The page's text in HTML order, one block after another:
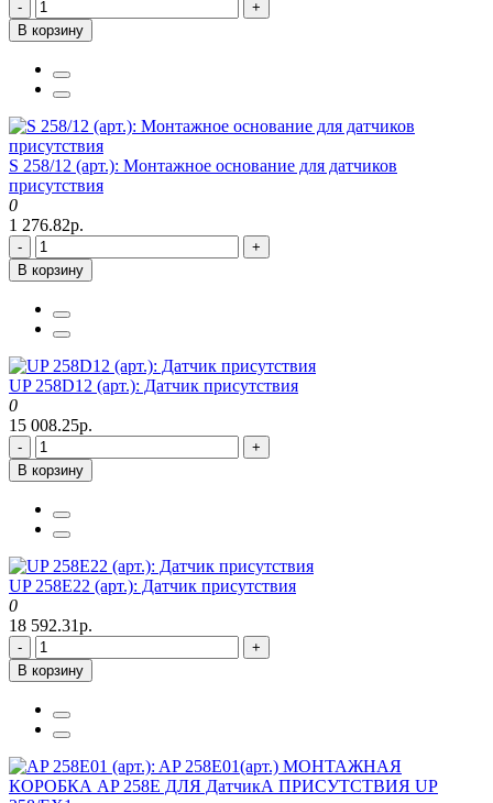
-
+
В корзину
S 258/12 (арт.): Монтажное основание для датчиков
присутствия
0
1 276.82р.
-
+
В корзину
UP 258D12 (арт.): Датчик присутствия
0
15 008.25р.
-
+
В корзину
UP 258E22 (арт.): Датчик присутствия
0
18 592.31р.
-
+
В корзину